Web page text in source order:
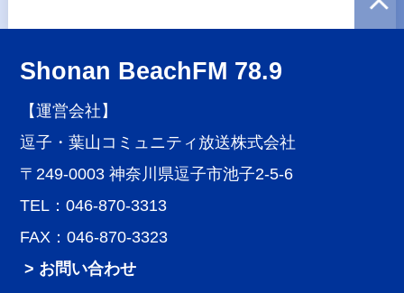
Shonan BeachFM 78.9
【運営会社】
逗子・葉山コミュニティ放送株式会社
〒249-0003 神奈川県逗子市池子2-5-6
TEL：046-870-3313
FAX：046-870-3323
> お問い合わせ